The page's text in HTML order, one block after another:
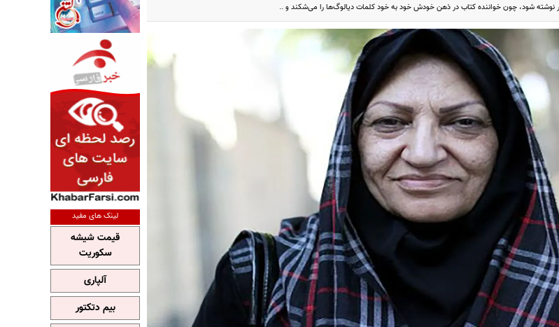
نوشته شود، چون خواننده کتاب در ذهن خودش خود به خود کلمات دیالوگ‌ها را می‌شکند و ..
لینک های مفید
قیمت شیشه
سکوریت
آلپاری
بیم دتکتور